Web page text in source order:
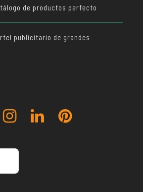
de productos perfecto
publicitario de grandes